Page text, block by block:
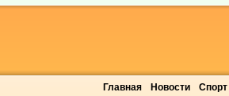
Главная Новости Спорт